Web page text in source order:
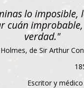
lo imposible,
cuán
verdad."
de Sir Arthur
Escritor y